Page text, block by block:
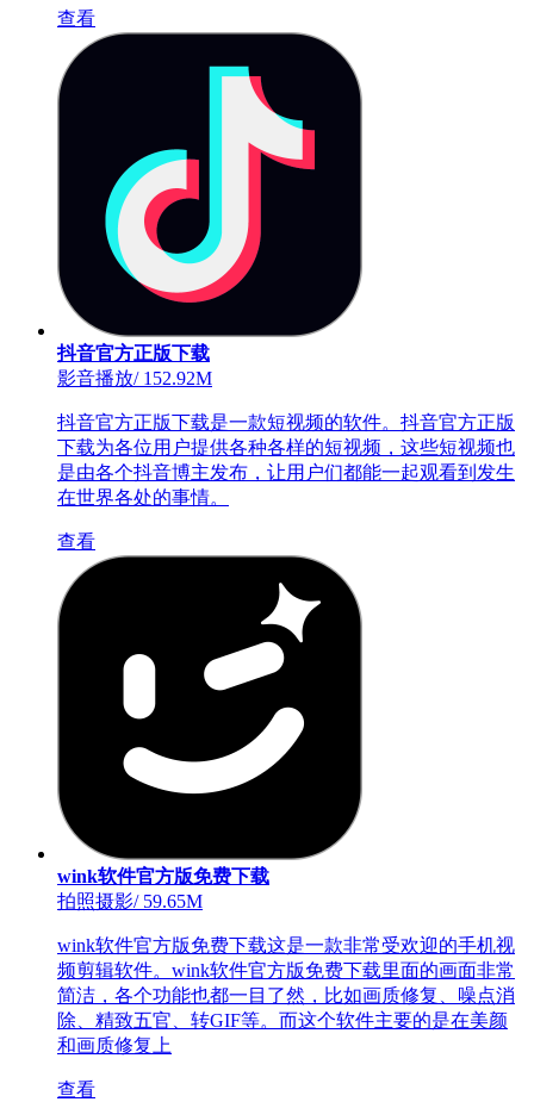
查看
抖音官方正版下载
影音播放/152.92M
抖音官方正版下载是一款短视频的软件。抖音官方正版
下载为各位用户提供各种各样的短视频，这些短视频也
是由各个抖音博主发布，让用户们都能一起观看到发生
在世界各处的事情。
查看
wink软件官方版免费下载
拍照摄影/59.65M
wink软件官方版免费下载这是一款非常受欢迎的手机视
频剪辑软件。wink软件官方版免费下载里面的画面非常
简洁，各个功能也都一目了然，比如画质修复、噪点消
除、精致五官、转GIF等。而这个软件主要的是在美颜
和画质修复上
查看